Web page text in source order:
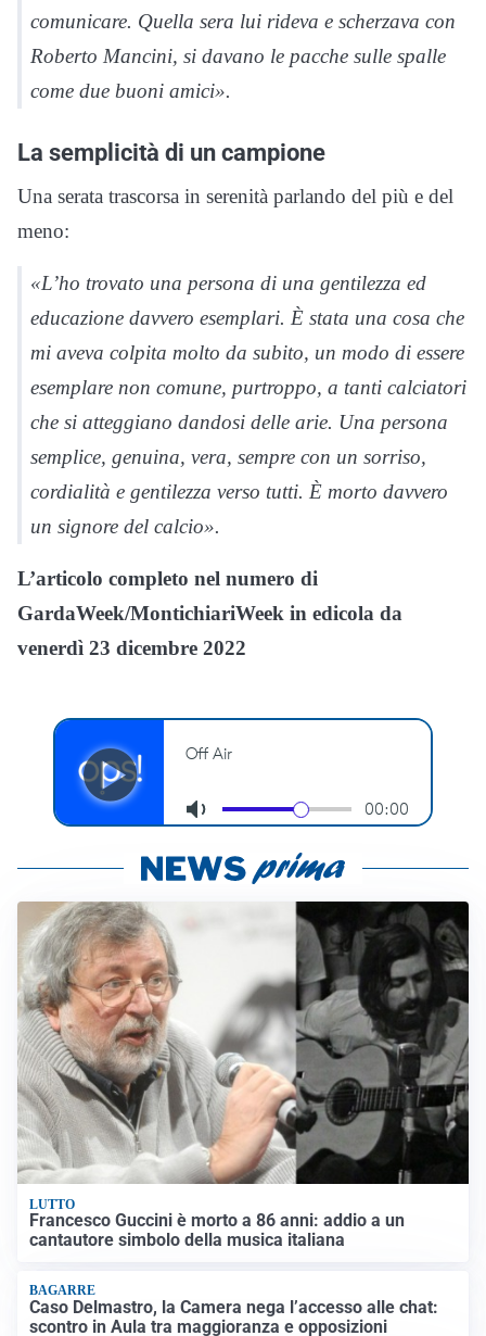
comunicare. Quella sera lui rideva e scherzava con
Roberto Mancini, si davano le pacche sulle spalle
come due buoni amici».
La semplicità di un campione
Una serata trascorsa in serenità parlando del più e del
meno:
«L’ho trovato una persona di una gentilezza ed
educazione davvero esemplari. È stata una cosa che
mi aveva colpita molto da subito, un modo di essere
esemplare non comune, purtroppo, a tanti calciatori
che si atteggiano dandosi delle arie. Una persona
semplice, genuina, vera, sempre con un sorriso,
cordialità e gentilezza verso tutti. È morto davvero
un signore del calcio».
L’articolo completo nel numero di
GardaWeek/MontichiariWeek in edicola da
venerdì 23 dicembre 2022
LUTTO
Francesco Guccini è morto a 86 anni: addio a un
cantautore simbolo della musica italiana
BAGARRE
Caso Delmastro, la Camera nega l’accesso alle chat:
scontro in Aula tra maggioranza e opposizioni